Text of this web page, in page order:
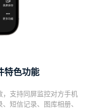
特色功能
支持同屏监控对方手机
短信记录、图库相册、